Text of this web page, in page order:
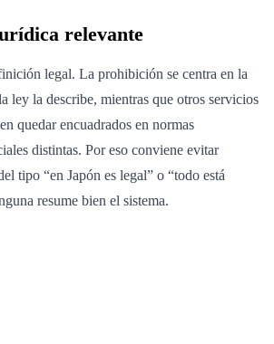
relevante
legal. La prohibición se centra en la
ley la describe, mientras que otros servicios
quedar encuadrados en normas
distintas. Por eso conviene evitar
tipo “en Japón es legal” o “todo está
resume bien el sistema.